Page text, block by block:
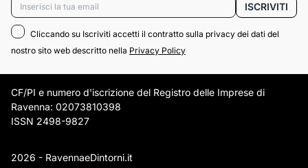
ISCRIVITI
Cliccando su Iscriviti accetti il contratto sulla privacy dei dati del
nostro sito web descritto nella Privacy Policy
CF/PI e numero d'iscrizione del Registro delle Imprese di
Ravenna: 02073810398
ISSN 2498-9827
2026 - RavennaeDintorni.it